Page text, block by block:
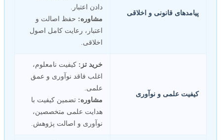
پیامدهای قانونی و اخلاقی
دادن اعتبار.
مشاوره: حفظ اصالت و
اعتبار، رعایت کامل اصول
اخلاقی.
کیفیت علمی و نوآوری
خرید تز: کیفیت نامعلوم،
اغلب فاقد نوآوری و عمق
علمی.
مشاوره: تضمین کیفیت با
هدایت علمی متخصصین،
نوآوری و اصالت پژوهش.